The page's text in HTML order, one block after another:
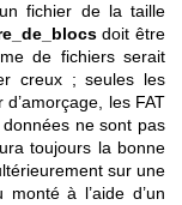
fichier de la taille
doit être
de fichiers serait
creux ; seules les
les FAT
ne sont pas
toujours la bonne
sur une
à l’aide d’un